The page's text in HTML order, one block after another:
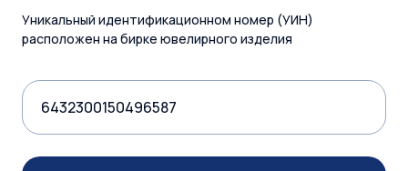
Уникальный идентификационном номер (УИН)
расположен на бирке ювелирного изделия